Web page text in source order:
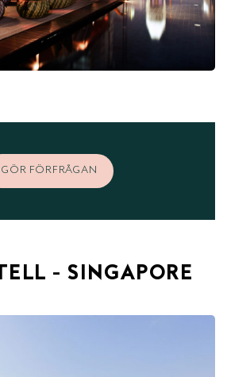
GÖR FÖRFRÅGAN
- SINGAPORE